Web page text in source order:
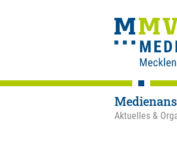
Aktuelles &